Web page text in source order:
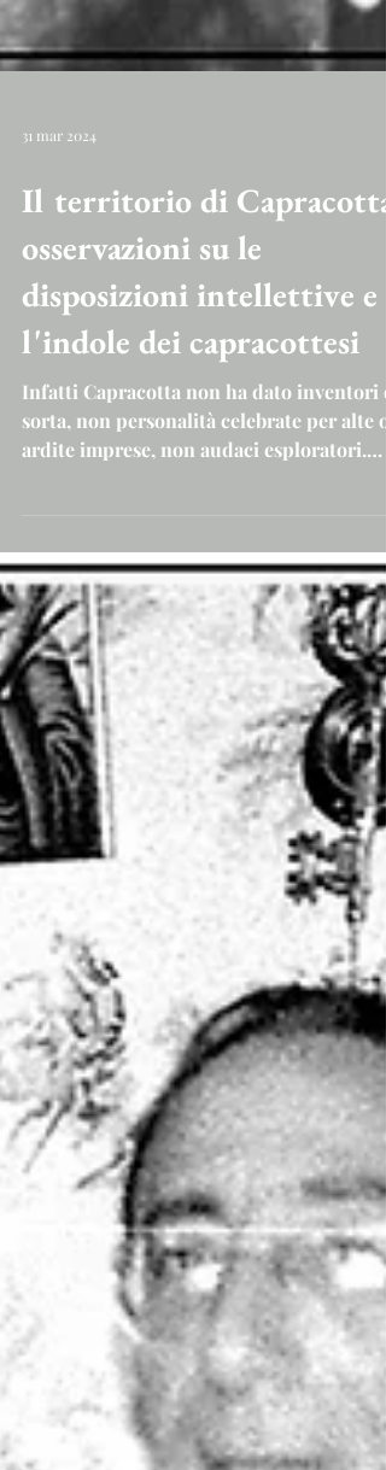
31 mar 2024
Il territorio di Capracotta:
osservazioni su le
disposizioni intellettive e
l'indole dei capracottesi
Infatti Capracotta non ha dato inventori
Neppure...